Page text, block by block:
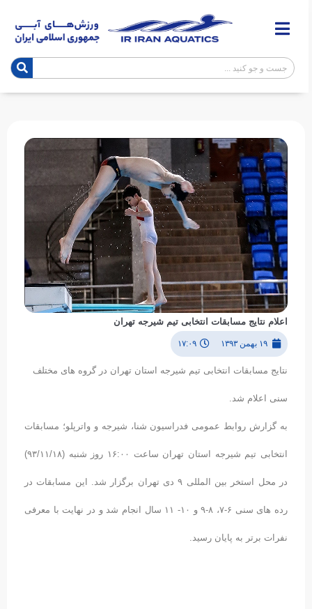
اعلام نتایج مسابقات انتخابی تیم شیرجه تهران
۱۹ بهمن ۱۳۹۳ ۱۷:۰۹
نتایج مسابقات انتخابی تیم شیرجه استان تهران در گروه های مختلف
سنی اعلام شد.
به گزارش روابط عمومی فدراسیون شنا، شیرجه و واترپلو؛ مسابقات
انتخابی تیم شیرجه استان تهران ساعت ۱۶:۰۰ روز شنبه (۹۳/۱۱/۱۸)
در محل استخر بین المللی ۹ دی تهران برگزار شد. این مسابقات در
رده های سنی ۶-۷، ۸-۹ و ۱۰- ۱۱ سال انجام شد و در نهایت با معرفی
نفرات برتر به پایان رسید.